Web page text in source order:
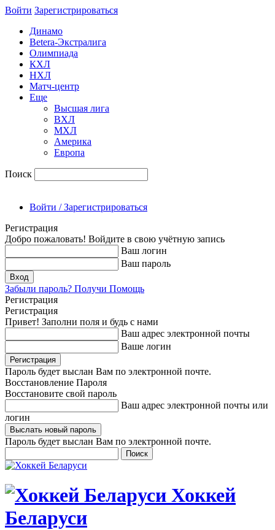
Войти Зарегиcтрироваться
Динамо
Betera-Экстралига
Олимпиада
КХЛ
НХЛ
Матч-центр
Еще
Высшая лига
ВХЛ
МХЛ
Америка
Европа
Поиск
Войти / Зарегистрироваться
Регистрация
Добро пожаловать! Войдите в свою учётную запись
Ваш логин
Ваш пароль
Забыли пароль? Получи Помощь
Регистрация
Регистрация
Привет! Заполни поля и будь с нами
Ваш адрес электронной почты
Ваше логин
Пароль будет выслан Вам по электронной почте.
Восстановление Пароля
Восстановите свой пароль
Ваш адрес электронной почты или
логин
Пароль будет выслан Вам по электронной почте.
Хоккей
Беларуси